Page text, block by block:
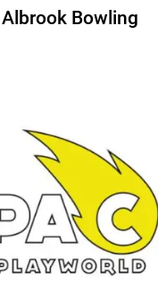
Albrook Bowling